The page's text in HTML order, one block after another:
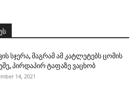
სჯერა, მაგრამ ამ კატლეტებს ცომის
პირდაპირ ტაფაზე ვაცხობ
14, 2021